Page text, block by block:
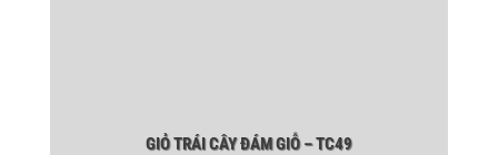
GIỎ TRÁI CÂY ĐÁM GIỖ – TC49